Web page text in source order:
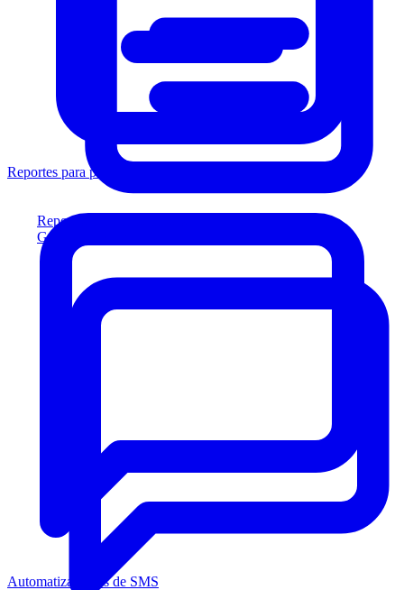
Reportes para prestamistas
Genere reportes listos para el prestamista
Reportes para prestamistas
Automatizaciones de SMS